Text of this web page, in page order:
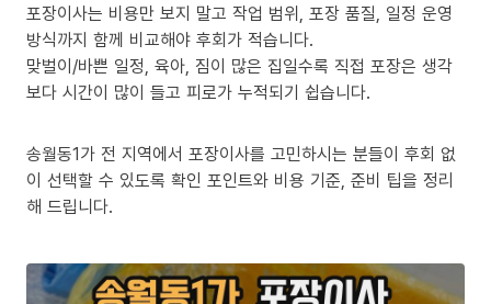
포장이사는 비용만 보지 말고 작업 범위, 포장 품질, 일정 운영
방식까지 함께 비교해야 후회가 적습니다.
맞벌이/바쁜 일정, 육아, 짐이 많은 집일수록 직접 포장은 생각
보다 시간이 많이 들고 피로가 누적되기 쉽습니다.
송월동1가 전 지역에서 포장이사를 고민하시는 분들이 후회 없
이 선택할 수 있도록 확인 포인트와 비용 기준, 준비 팁을 정리
해 드립니다.